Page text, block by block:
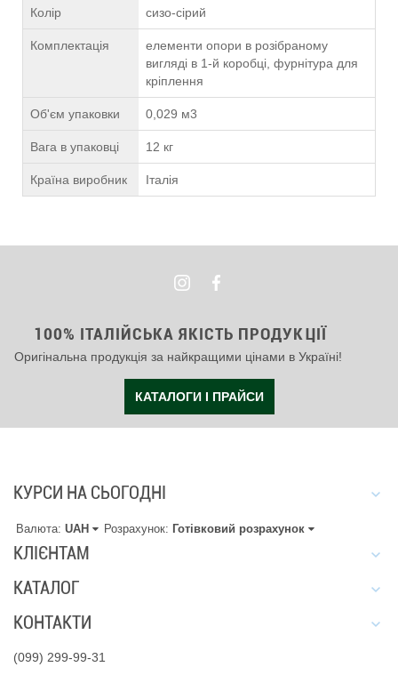
Колір сизо-сірий
Комплектація
елементи опори в розібраному
вигляді в 1-й коробці, фурнітура для
кріплення
Об'єм упаковки 0,029 м3
Вага в упаковці 12 кг
Країна виробник Італія
100% ІТАЛІЙСЬКА ЯКІСТЬ ПРОДУКЦІЇ
Оригінальна продукція за найкращими цінами в Україні!
КАТАЛОГИ І ПРАЙСИ
КУРСИ НА СЬОГОДНІ
Валюта: UAH Розрахунок: Готівковий розрахунок
КЛІЄНТАМ
КАТАЛОГ
КОНТАКТИ
(099) 299-99-31